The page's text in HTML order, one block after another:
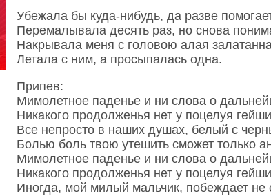
Убежала бы куда-нибудь, да разве
Перемалывала десять раз, но снова
Накрывала меня с головою алая
Летала с ним, а просыпалась одна.
Припев:
Мимолетное паденье и ни слова о
Никакого продолженья нет у поцелуя гейши
Все непросто в наших душах, белый с
Болью боль твою утешить сможет только
Мимолетное паденье и ни слова о
Никакого продолженья нет у поцелуя гейши
Иногда, мой милый мальчик, побеждает не